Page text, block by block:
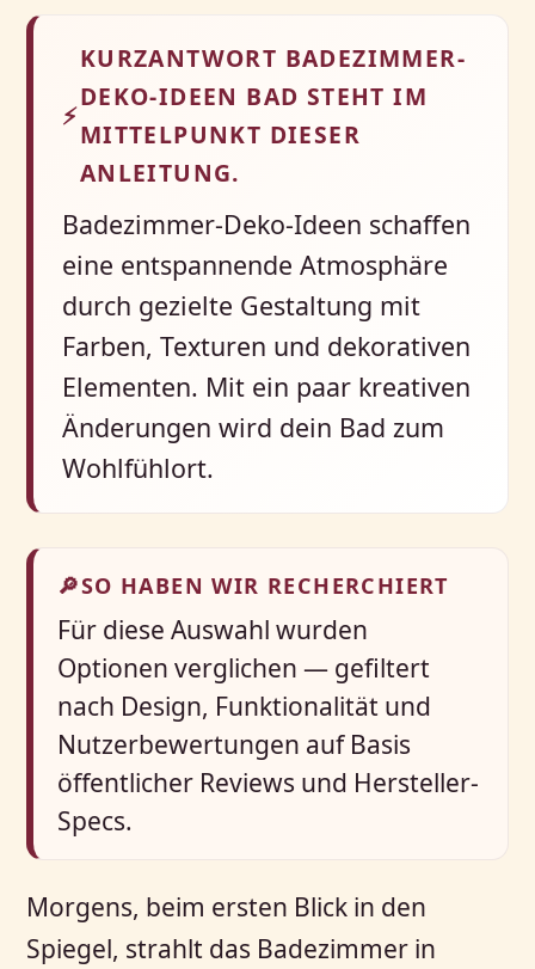
⚡
KURZANTWORT BADEZIMMER-
DEKO-IDEEN BAD STEHT IM
MITTELPUNKT DIESER
ANLEITUNG.
Badezimmer-Deko-Ideen schaffen
eine entspannende Atmosphäre
durch gezielte Gestaltung mit
Farben, Texturen und dekorativen
Elementen. Mit ein paar kreativen
Änderungen wird dein Bad zum
Wohlfühlort.
🔎SO HABEN WIR RECHERCHIERT
Für diese Auswahl wurden
Optionen verglichen — gefiltert
nach Design, Funktionalität und
Nutzerbewertungen auf Basis
öffentlicher Reviews und Hersteller-
Specs.
Morgens, beim ersten Blick in den
Spiegel, strahlt das Badezimmer in